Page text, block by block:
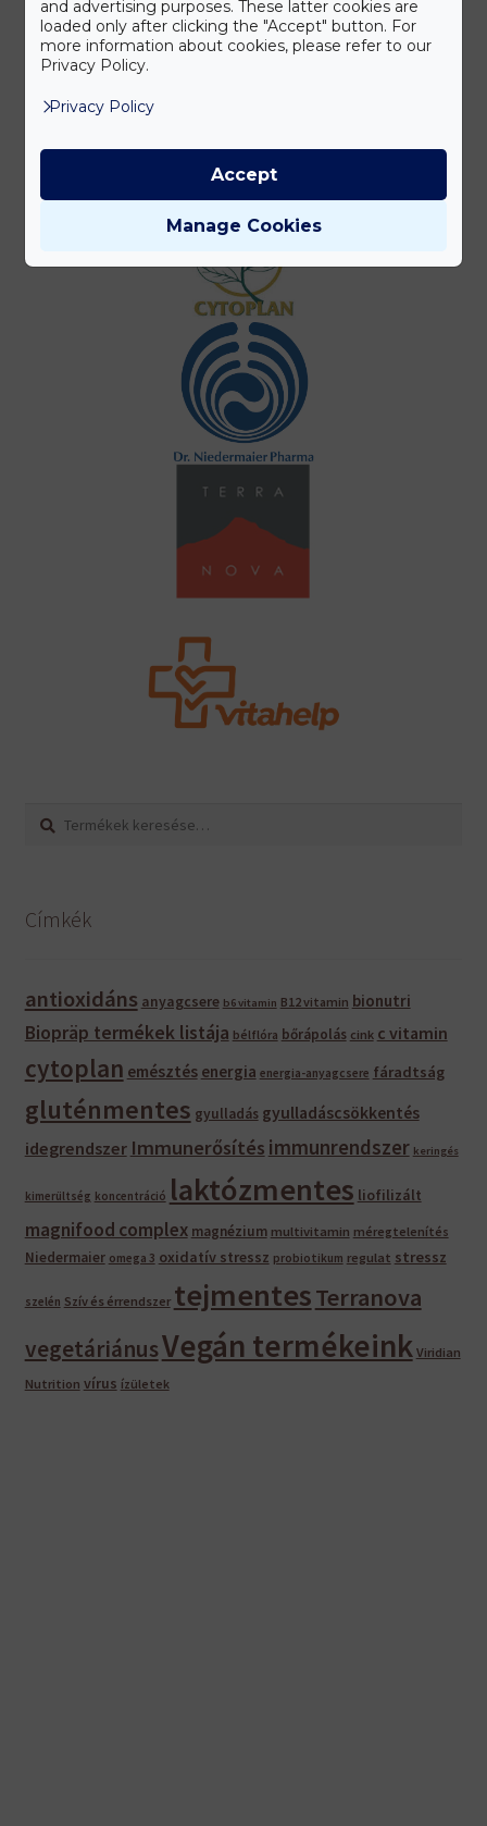
Keresés
Keresés
Címkék
antioxidáns anyagcsere b6 vitamin B12 vitamin bionutri
Biopräp termékek listája bélflóra bőrápolás cink c vitamin
cytoplan emésztés energia energia-anyagcsere fáradtság
gluténmentes gyulladás gyulladáscsökkentés
idegrendszer Immunerősítés immunrendszer keringés
kimerültség koncentráció laktózmentes liofilizált
magnifood complex magnézium multivitamin méregtelenítés
Niedermaier omega 3 oxidatív stressz probiotikum regulat stressz
szelén Szív és érrendszer tejmentesTerranova
vegetáriánusVegán termékeink Viridian
Nutrition vírus ízületek
and advertising purposes. These latter cookies are
loaded only after clicking the "Accept" button. For
more information about cookies, please refer to our
Privacy Policy.
Privacy Policy
Manage Cookies
Accept